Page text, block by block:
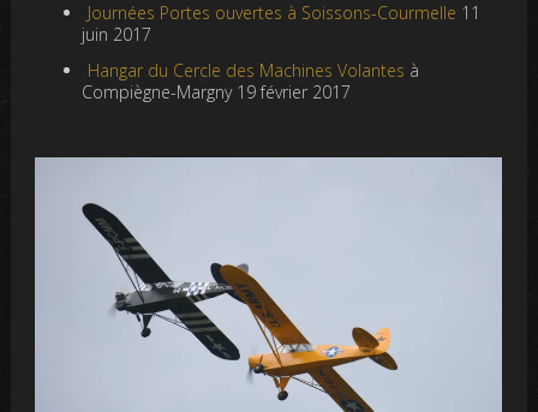
Journées Portes ouvertes à Soissons-Courmelle 11
juin 2017
Hangar du Cercle des Machines Volantes à
Compiègne-Margny 19 février 2017